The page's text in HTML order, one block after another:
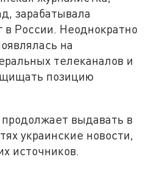
зарабатывала
России. Неоднократно
на
телеканалов и
позицию
выдавать в
украинские новости,
источников.